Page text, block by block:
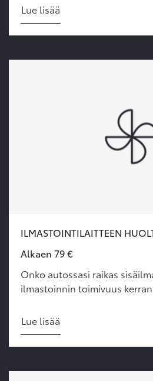
Lue lisää
ILMASTOINTILAITTEEN
Alkaen 79 €
Onko autossasi raikas
ilmastoinnin toimivuus
Lue lisää